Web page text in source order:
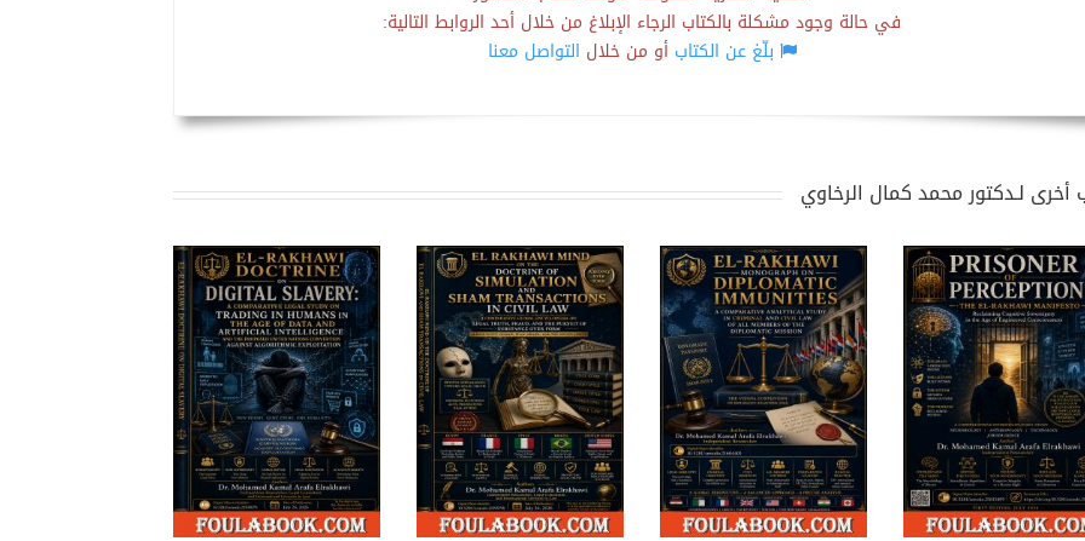
في حالة وجود مشكلة بالكتاب الرجاء الإبلاغ من خلال أحد الروابط التالية:
بلّغ عن الكتابأو من خلال التواصل معنا
أخرى لـدكتور محمد كمال الرخاوي